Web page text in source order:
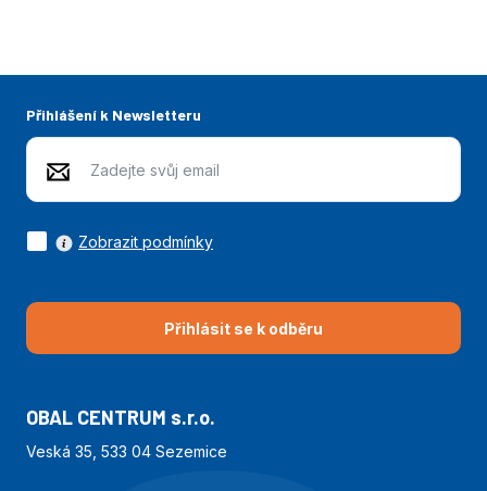
Přihlášení k Newsletteru
Přihlásit se k odběru
Zobrazit podmínky
OBAL CENTRUM s.r.o.
Veská 35, 533 04 Sezemice